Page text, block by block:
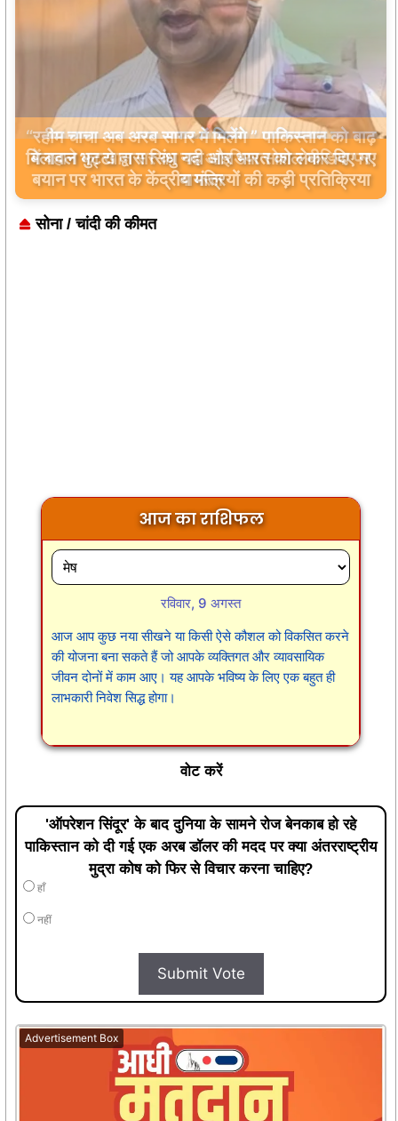
बिलावल भुट्टो द्वारा सिंधु नदी और भारत को लेकर दिए गए
बयान पर भारत के केंद्रीय मंत्रियों की कड़ी प्रतिक्रिया
सोना / चांदी की कीमत
आज का राशिफल
रविवार, 9 अगस्त
आज आप कुछ नया सीखने या किसी ऐसे कौशल को विकसित करने
की योजना बना सकते हैं जो आपके व्यक्तिगत और व्यावसायिक
जीवन दोनों में काम आए। यह आपके भविष्य के लिए एक बहुत ही
लाभकारी निवेश सिद्ध होगा।
वोट करें
'ऑपरेशन सिंदूर' के बाद दुनिया के सामने रोज बेनकाब हो रहे
पाकिस्तान को दी गई एक अरब डॉलर की मदद पर क्या अंतरराष्ट्रीय
मुद्रा कोष को फिर से विचार करना चाहिए?
हाँ
नहीं
Submit Vote
Advertisement Box